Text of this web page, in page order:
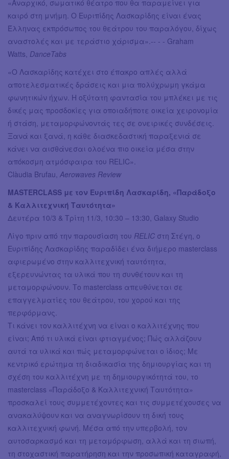
«Αναρχικό, σωματικό θέατρο που θα παραμείνει για
καιρό στη μνήμη. Ο Ευριπίδης Λασκαρίδης είναι ένας
Έλληνας εκπρόσωπος του θεάτρου του παραλόγου, δίχως
αναστολές και με τεράστιο χάρισμα».-- - - Graham
Watts, DanceTabs
«Ο Λασκαρίδης κατέχει στο έπακρο απλές αλλά
αποτελεσματικές δράσεις και μια πολύχρωμη γκάμα
φωνητικών ήχων. Η οξύτατη φαντασία του μπλέκει με τις
δικές μας προσδοκίες για οποιαδήποτε οικεία χειρονομία
ή στάση, μεταμορφώνοντάς τες σε ονειρικές συνδέσεις.
Ξανά και ξανά, η κάθε διασκεδαστική παραξενιά σε
κάνει να αισθάνεσαι ολοένα πιο οικεία μέσα στην
απόκοσμη ατμόσφαιρα του RELIC».
Clàudia Brufau, Aerowaves Review
MASTERCLASS με τον Ευριπίδη Λασκαρίδη, «Παράδοξο
& Καλλιτεχνική Ταυτότητα»
Δευτέρα 10/3 & Τρίτη 11/3, 10:30 – 13:30, Galaxy Studio
Λίγο πριν από την παρουσίαση του RELIC στη Στέγη, ο
Ευριπίδης Λασκαρίδης παραδίδει ένα διήμερο masterclass
αφιερωμένο στην καλλιτεχνική ταυτότητα,
εξερευνώντας τα υλικά που τη συνθέτουν και τη
μεταμορφώνουν. Το masterclass απευθύνεται σε
επαγγελματίες του θεάτρου, του χορού και της
περφόρμανς.
Τι κάνει τον καλλιτέχνη να είναι ο καλλιτέχνης που
είναι; Από τι υλικά είναι φτιαγμένος; Πώς αλλάζουν
αυτά τα υλικά και πώς μεταμορφώνεται ο ίδιος; Με
κεντρικό ερώτημα τη διαδικασία της δημιουργίας και τη
σχέση του καλλιτέχνη με τη δημιουργικότητά του, το
masterclass «Παράδοξο & Καλλιτεχνική Ταυτότητα»
προσκαλεί τους συμμετέχοντες και τις συμμετέχουσες να
ανακαλύψουν και να αναγνωρίσουν τη δική τους
καλλιτεχνική φωνή. Μέσα από την υπερβολή, τον
αυτοσαρκασμό και τη μεταμόρφωση, αλλά και τη σιωπή,
τη στοχαστική παρατήρηση και την προσωπική καταγραφή,